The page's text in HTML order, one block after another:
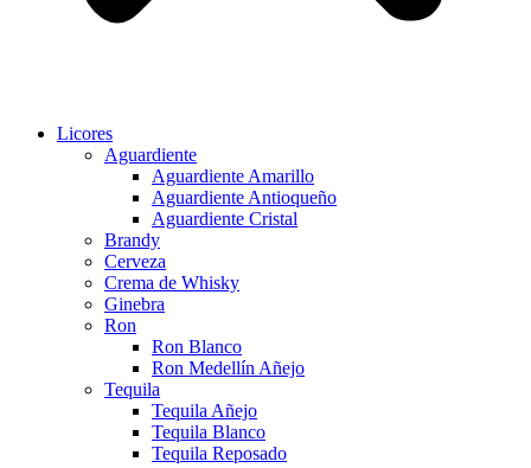
Licores
Aguardiente
Aguardiente Amarillo
Aguardiente Antioqueño
Aguardiente Cristal
Brandy
Cerveza
Crema de Whisky
Ginebra
Ron
Ron Blanco
Ron Medellín Añejo
Tequila
Tequila Añejo
Tequila Blanco
Tequila Reposado